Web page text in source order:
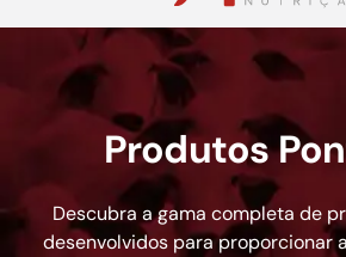
Produtos
Descubra a gama completa de
desenvolvidos para proporcionar